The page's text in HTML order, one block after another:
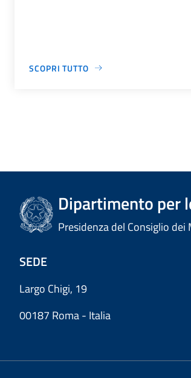
SCOPRI TUTTO
Dipartimento per
Presidenza del Consiglio dei
SEDE
Largo Chigi, 19
00187 Roma - Italia